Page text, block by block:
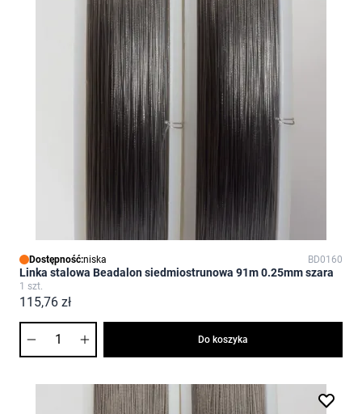
Dostępność:niska BD0160
Linka stalowa Beadalon siedmiostrunowa 91m 0.25mm szara
1 szt.
115,76 zł
Do koszyka